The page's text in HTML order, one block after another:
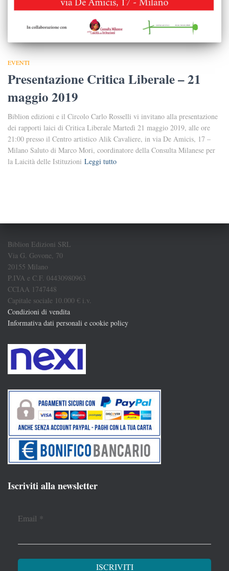
EVENTI
Presentazione Critica Liberale – 21
maggio 2019
Biblion edizioni e il Circolo Carlo Rosselli vi invitano alla presentazione
dei rapporti laici di Critica Liberale Martedì 21 maggio 2019, alle ore
21:00 presso il Centro artistico Alik Cavaliere, in via De Amicis, 17 –
Milano Saluto di Marco Mori, coordinatore della Consulta Milanese per
la Laicità delle Istituzioni Leggi tutto
Biblion Edizioni SRL
Via G. Govone, 70
20155 Milano
P.IVA e C.F. 04430980963
CCIAA 1747448
Capitale sociale 10.000 € i.v.
Condizioni di vendita
Informativa dati personali e cookie policy
Iscriviti alla newsletter
Email *